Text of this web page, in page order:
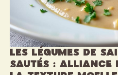
Les légumes de
sautés : alliance